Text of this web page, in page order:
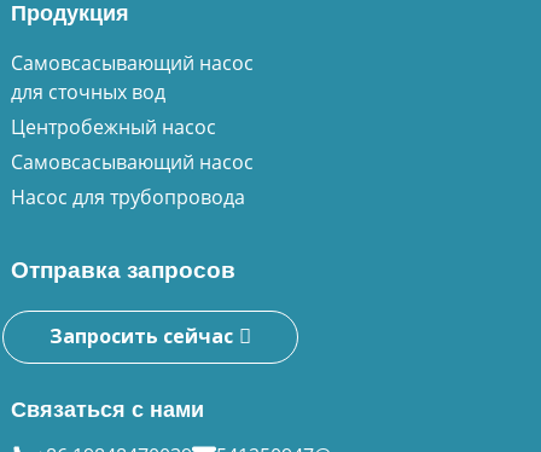
Продукция
Самовсасывающий насос
для сточных вод
Центробежный насос
Самовсасывающий насос
Насос для трубопровода
Отправка запросов
Запросить сейчас
Связаться с нами